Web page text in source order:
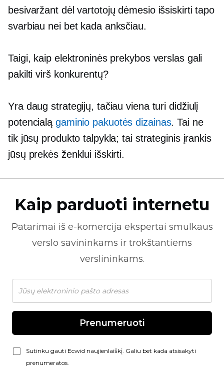
besivaržant dėl ​​vartotojų dėmesio išsiskirti tapo
svarbiau nei bet kada anksčiau.
Taigi, kaip elektroninės prekybos verslas gali
pakilti virš konkurentų?
Yra daug strategijų, tačiau viena turi didžiulį
potencialą gaminio pakuotės dizainas. Tai ne
tik jūsų produkto talpykla; tai strateginis įrankis
jūsų prekės ženklui išskirti.
Kaip parduoti internetu
Patarimai iš e-komercija ekspertai smulkaus
verslo savininkams ir trokštantiems
verslininkams.
Prenumeruoti
Sutinku gauti Ecwid naujienlaiškį. Galiu bet kada atsisakyti
prenumeratos.